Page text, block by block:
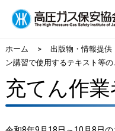
ホーム > 出版物・情報提供
ン講習で使用するテキスト等の
充てん作